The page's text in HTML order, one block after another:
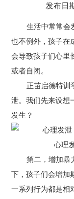
发布日
生活中常常会
也不例外，孩子在
会导致孩子们心里
或者自闭。
正苗启德特训
泄。我们先来设想
发生？
心理
第二，增加暴
下，孩子们会增加
一系列行为都是相